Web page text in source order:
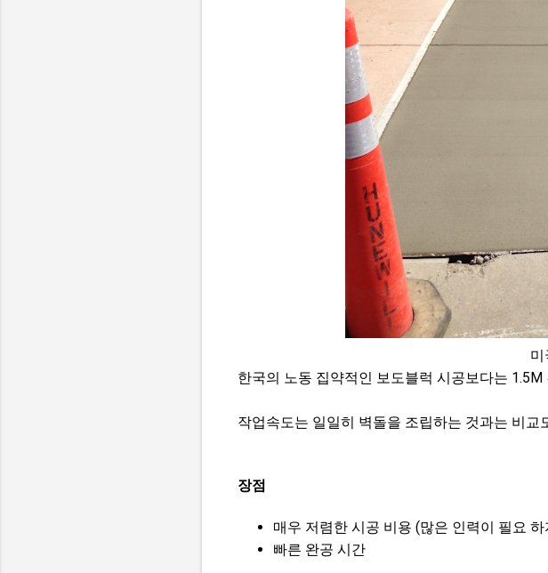
미
한국의 노동 집약적인 보도블럭 시공보다는
작업속도는 일일히 벽돌을 조립하는 것과는 비교
장점
매우 저렴한 시공 비용 (많은 인력이 필요
빠른 완공 시간